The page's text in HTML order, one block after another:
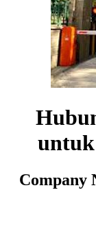
Company